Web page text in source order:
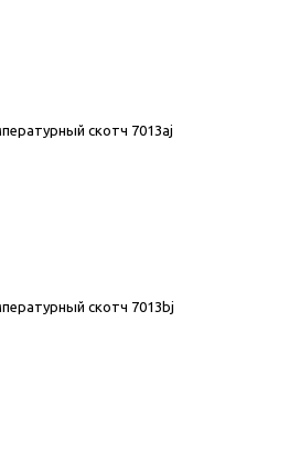
скотч 7013aj
скотч 7013bj